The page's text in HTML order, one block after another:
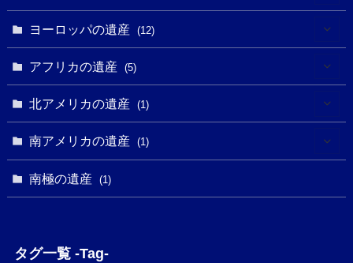
(3)
(7)
(2)
(5)
(16)
(62)
(5)
(2)
(2)
(7)
(2)
(8)(1)
(1)
(18)
ヨーロッパの遺産 (12)
(2)
(1)
(1)
(2)
アフリカの遺産 (5)
(3)
北アメリカの遺産 (1)
(1)
(1)
南アメリカの遺産 (1)
南極の遺産 (1)
タグ一覧 -Tag-